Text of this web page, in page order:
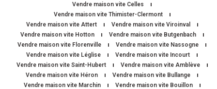
Vendre maison vite Celles
Vendre maison vite Thimister-Clermont
Vendre maison vite Attert
Vendre maison vite Viroinval
Vendre maison vite Hotton
Vendre maison vite Butgenbach
Vendre maison vite Florenville
Vendre maison vite Nassogne
Vendre maison vite Léglise
Vendre maison vite Incourt
Vendre maison vite Saint-Hubert
Vendre maison vite Amblève
Vendre maison vite Héron
Vendre maison vite Bullange
Vendre maison vite Marchin
Vendre maison vite Bouillon